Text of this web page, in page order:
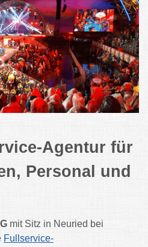
Agentur für
Personal und
mit Sitz in Neuried bei
Fullservice-